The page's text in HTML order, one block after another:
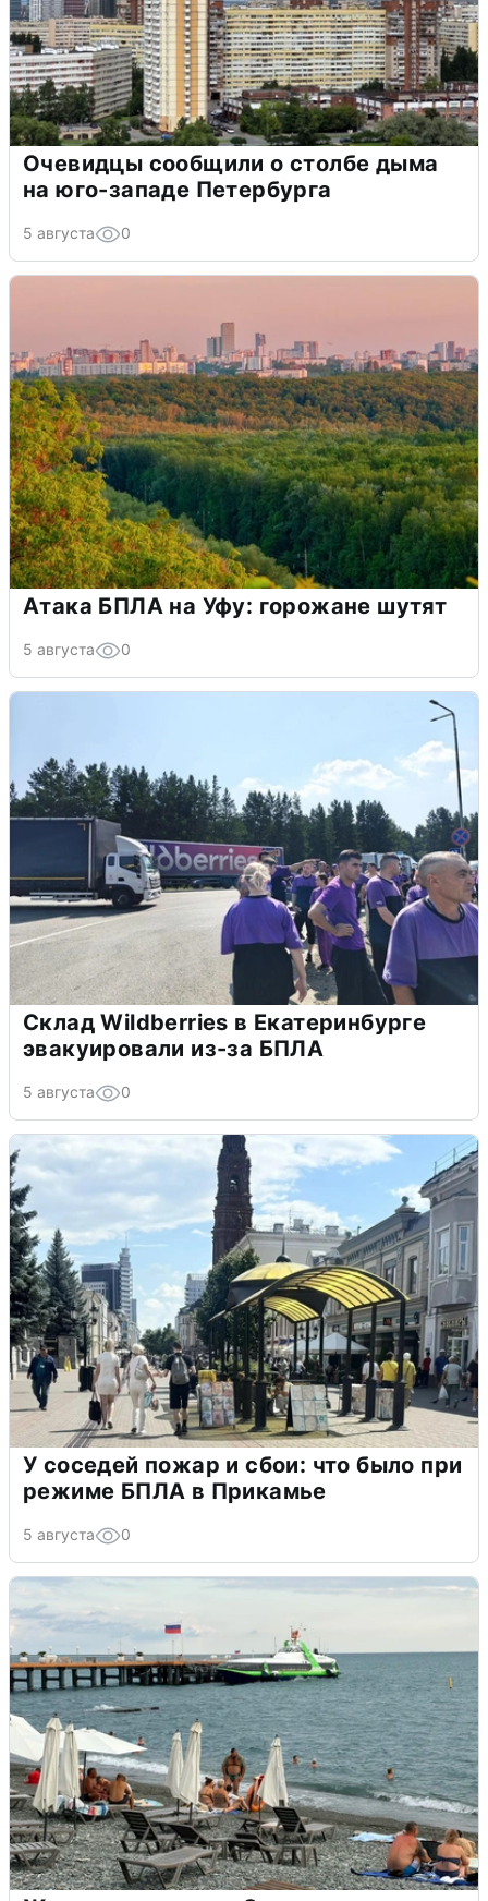
Очевидцы сообщили о столбе дыма
на юго-западе Петербурга
5 августа 0
Атака БПЛА на Уфу: горожане шутят
5 августа 0
Склад Wildberries в Екатеринбурге
эвакуировали из-за БПЛА
5 августа 0
У соседей пожар и сбои: что было при
режиме БПЛА в Прикамье
5 августа 0